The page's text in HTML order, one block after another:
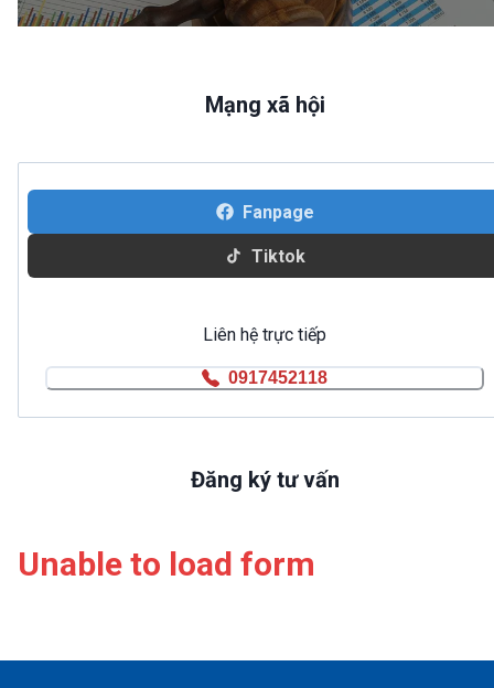
Mạng xã hội
Fanpage
Tiktok
Liên hệ trực tiếp
0917452118
Đăng ký tư vấn
Unable to load form